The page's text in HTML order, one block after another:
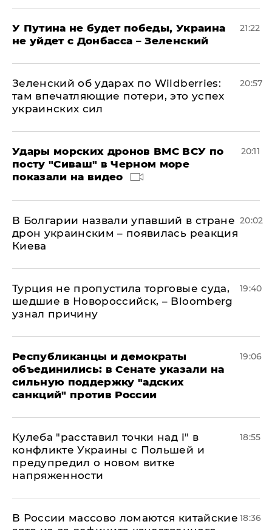
У Путина не будет победы, Украина
не уйдет с Донбасса – Зеленский
21:22
Зеленский об ударах по Wildberries:
там впечатляющие потери, это успех
украинских сил
20:57
Удары морских дронов ВМС ВСУ по
посту "Сиваш" в Черном море
показали на видео
20:11
В Болгарии назвали упавший в стране
дрон украинским – появилась реакция
Киева
20:02
Турция не пропустила торговые суда,
шедшие в Новороссийск, – Bloomberg
узнал причину
19:40
Республиканцы и демократы
объединились: в Сенате указали на
сильную поддержку "адских
санкций" против России
19:06
Кулеба "расставил точки над і" в
конфликте Украины с Польшей и
предупредил о новом витке
напряженности
18:55
В России массово ломаются китайские 18:36